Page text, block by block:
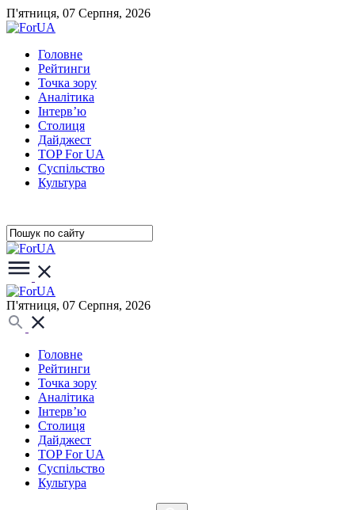
П'ятниця, 07 Серпня, 2026
Головне
Рейтинги
Точка зору
Аналітика
Інтерв’ю
Столиця
Дайджест
TOP For UA
Суспiльство
Культура
П'ятниця, 07 Серпня, 2026
Головне
Рейтинги
Точка зору
Аналітика
Інтерв’ю
Столиця
Дайджест
TOP For UA
Суспiльство
Культура